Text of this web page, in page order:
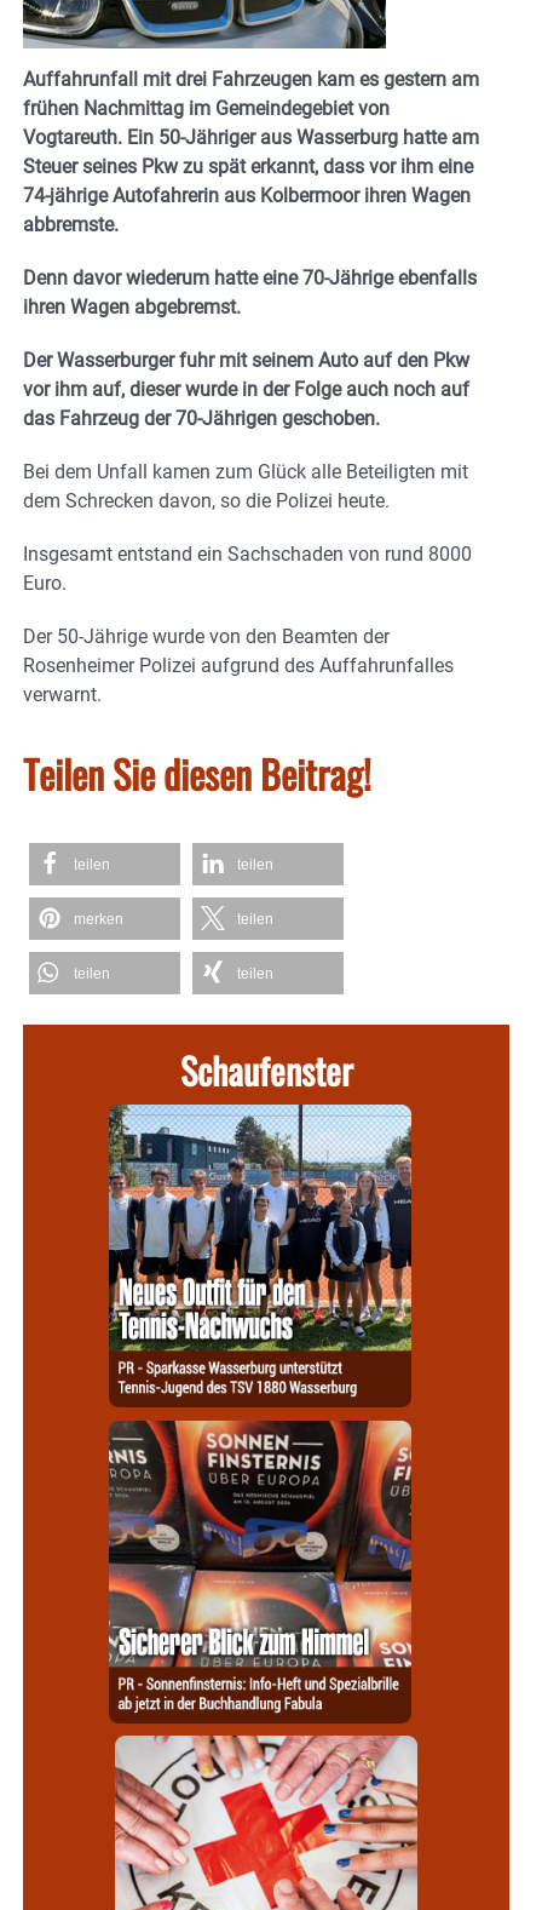
Auffahrunfall mit drei Fahrzeugen kam es gestern am
frühen Nachmittag im Gemeindegebiet von
Vogtareuth. Ein 50-Jähriger aus Wasserburg hatte am
Steuer seines Pkw zu spät erkannt, dass vor ihm eine
74-jährige Autofahrerin aus Kolbermoor ihren Wagen
abbremste.
Denn davor wiederum hatte eine 70-Jährige ebenfalls
ihren Wagen abgebremst.
Der Wasserburger fuhr mit seinem Auto auf den Pkw
vor ihm auf, dieser wurde in der Folge auch noch auf
das Fahrzeug der 70-Jährigen geschoben.
Bei dem Unfall kamen zum Glück alle Beteiligten mit
dem Schrecken davon, so die Polizei heute.
Insgesamt entstand ein Sachschaden von rund 8000
Euro.
Der 50-Jährige wurde von den Beamten der
Rosenheimer Polizei aufgrund des Auffahrunfalles
verwarnt.
Teilen Sie diesen Beitrag!
teilen teilen
merken teilen
teilen teilen
Schaufenster